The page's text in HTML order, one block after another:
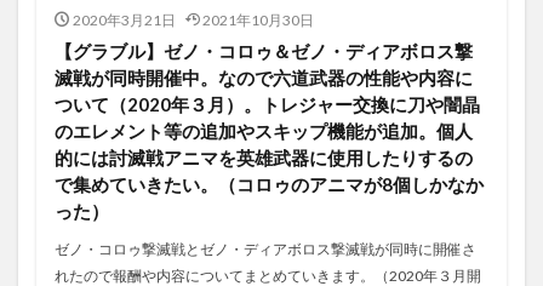
2020年3月21日 2021年10月30日
【グラブル】ゼノ・コロゥ＆ゼノ・ディアボロス撃
滅戦が同時開催中。なので六道武器の性能や内容に
ついて（2020年３月）。トレジャー交換に刀や闇晶
のエレメント等の追加やスキップ機能が追加。個人
的には討滅戦アニマを英雄武器に使用したりするの
で集めていきたい。（コロゥのアニマが8個しかなか
った）
ゼノ・コロゥ撃滅戦とゼノ・ディアボロス撃滅戦が同時に開催さ
れたので報酬や内容についてまとめていきます。（2020年３月開